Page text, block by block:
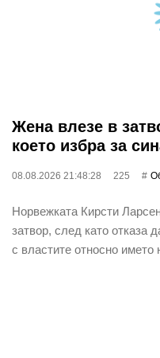
Жена влезе в
което избра за
08.08.2026 21:48:28 225
Норвежката Кирсти
затвор, след като отказа
с властите относно